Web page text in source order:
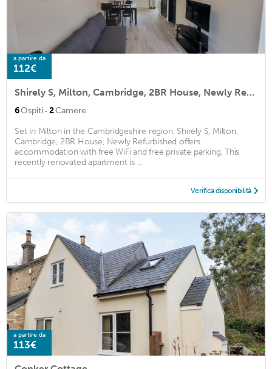
a partire da
112€
Shirely S, Milton, Cambridge, 2BR House, Newly Refurbished
6Ospiti · 2Camere
Set in Milton in the Cambridgeshire region, Shirely S, Milton,
Cambridge, 2BR House, Newly Refurbished offers
accommodation with free WiFi and free private parking. This
recently renovated apartment is ...
Verifica disponibilità
a partire da
113€